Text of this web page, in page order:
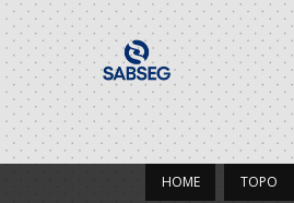
TOPO
HOME